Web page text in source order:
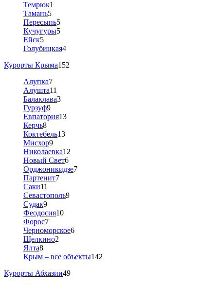
Темрюк1
Тамань5
Пересыпь5
Кучугуры5
Ейск5
Голубицкая4
Курорты Крыма152
Алупка7
Алушта11
Балаклава3
Гурзуф9
Евпатория13
Керчь8
Коктебель13
Мисхор9
Николаевка12
Новый Свет6
Орджоникидзе7
Партенит7
Саки11
Севастополь9
Судак9
Феодосия10
Форос7
Черноморское6
Щелкино2
Ялта8
Крым – все объекты142
Курорты Абхазии49